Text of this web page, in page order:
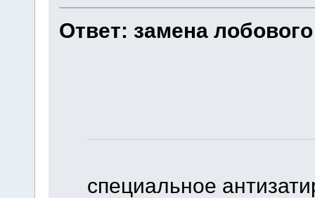
Ответ: замена
специальное